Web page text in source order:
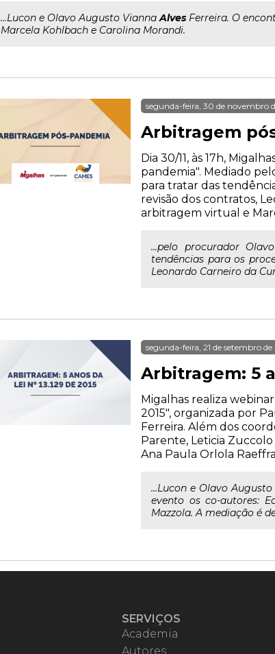
...Lucon e Olavo Augusto ViannaAlves Ferreira. O
Marcela Kohlbach e Carolina Morandi.
segunda-feira, 30 de novembro
Arbitragem
Dia 30/11, às 17h,
pandemia". Mediado
para tratar das
revisão dos contratos,
arbitragem virtual e
...pelo procurador
tendências para os
Leonardo Carneiro da
segunda-feira, 21 de setembro
Arbitragem: 5
Migalhas realiza
2015", organizada por
Ferreira. Além dos
Parente, Leticia Zuccolo
Ana Paula Orlola
...Lucon e Olavo
evento os co-autores:
Mazzola. A mediação é
SERVIÇOS
Academia
Autores